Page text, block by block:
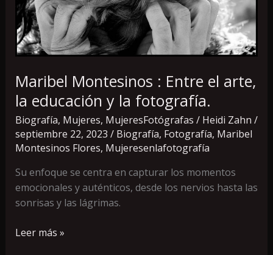
Maribel Montesinos : Entre el arte,
la educación y la fotografía.
Biografía, Mujeres, MujeresFotógrafas / Heidi Zahn /
septiembre 22, 2023 / Biografía, Fotografía, Maribel
Montesinos Flores, Mujeresenlafotografía
Su enfoque se centra en capturar los momentos
emocionales y auténticos, desde los nervios hasta las
sonrisas y las lágrimas.
la
educación
y
la
Leer más »